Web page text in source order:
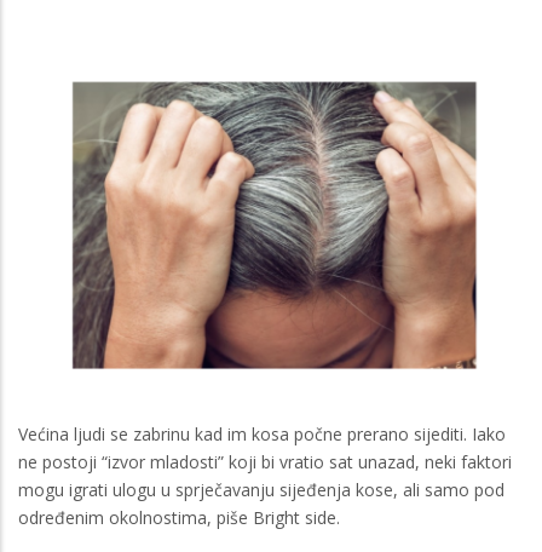
Većina ljudi se zabrinu kad im kosa počne prerano sijediti. Iako
ne postoji “izvor mladosti” koji bi vratio sat unazad, neki faktori
mogu igrati ulogu u sprječavanju sijeđenja kose, ali samo pod
određenim okolnostima, piše Bright side.